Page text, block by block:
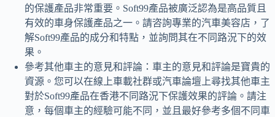
的保護產品非常重要。Soft99產品被廣泛認為是高品質且
有效的車身保護產品之一。請咨詢專業的汽車美容店，了
解Soft99產品的成分和特點，並詢問其在不同路況下的效
果。
參考其他車主的意見和評論：車主的意見和評論是寶貴的
資源。您可以在線上車載社群或汽車論壇上尋找其他車主
對於Soft99產品在香港不同路況下保護效果的評論。請注
意，每個車主的經驗可能不同，並且最好參考多個不同車